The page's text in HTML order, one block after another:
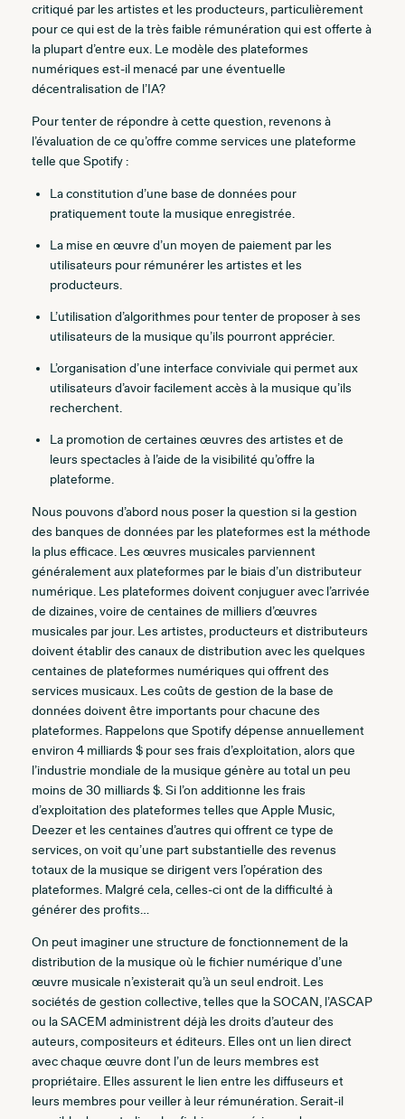
critiqué par les artistes et les producteurs, particulièrement
pour ce qui est de la très faible rémunération qui est offerte à
la plupart d’entre eux. Le modèle des plateformes
numériques est-il menacé par une éventuelle
décentralisation de l’IA?
Pour tenter de répondre à cette question, revenons à
l’évaluation de ce qu’offre comme services une plateforme
telle que Spotify :
La constitution d’une base de données pour
pratiquement toute la musique enregistrée.
La mise en œuvre d’un moyen de paiement par les
utilisateurs pour rémunérer les artistes et les
producteurs.
L’utilisation d’algorithmes pour tenter de proposer à ses
utilisateurs de la musique qu’ils pourront apprécier.
L’organisation d’une interface conviviale qui permet aux
utilisateurs d’avoir facilement accès à la musique qu’ils
recherchent.
La promotion de certaines œuvres des artistes et de
leurs spectacles à l’aide de la visibilité qu’offre la
plateforme.
Nous pouvons d’abord nous poser la question si la gestion
des banques de données par les plateformes est la méthode
la plus efficace. Les œuvres musicales parviennent
généralement aux plateformes par le biais d’un distributeur
numérique. Les plateformes doivent conjuguer avec l’arrivée
de dizaines, voire de centaines de milliers d’œuvres
musicales par jour. Les artistes, producteurs et distributeurs
doivent établir des canaux de distribution avec les quelques
centaines de plateformes numériques qui offrent des
services musicaux. Les coûts de gestion de la base de
données doivent être importants pour chacune des
plateformes. Rappelons que Spotify dépense annuellement
environ 4 milliards $ pour ses frais d’exploitation, alors que
l’industrie mondiale de la musique génère au total un peu
moins de 30 milliards $. Si l’on additionne les frais
d’exploitation des plateformes telles que Apple Music,
Deezer et les centaines d’autres qui offrent ce type de
services, on voit qu’une part substantielle des revenus
totaux de la musique se dirigent vers l’opération des
plateformes. Malgré cela, celles-ci ont de la difficulté à
générer des profits…
On peut imaginer une structure de fonctionnement de la
distribution de la musique où le fichier numérique d’une
œuvre musicale n’existerait qu’à un seul endroit. Les
sociétés de gestion collective, telles que la SOCAN, l’ASCAP
ou la SACEM administrent déjà les droits d’auteur des
auteurs, compositeurs et éditeurs. Elles ont un lien direct
avec chaque œuvre dont l’un de leurs membres est
propriétaire. Elles assurent le lien entre les diffuseurs et
leurs membres pour veiller à leur rémunération. Serait-il